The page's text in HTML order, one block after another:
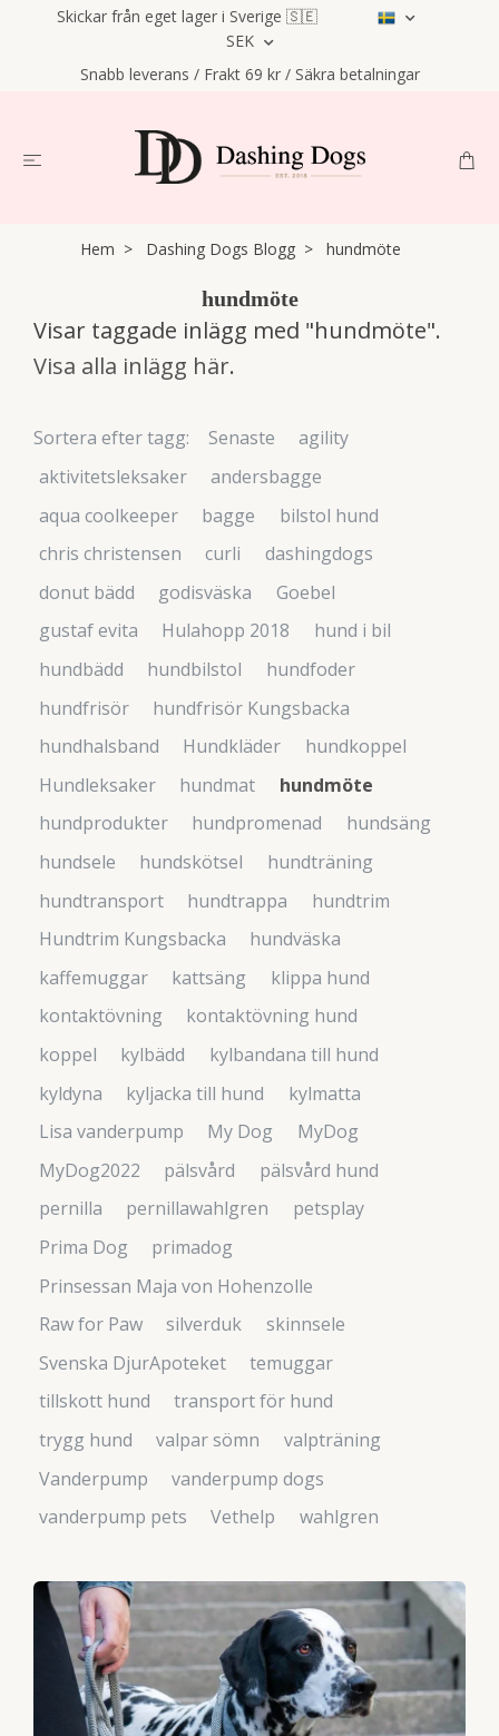
Skickar från eget lager i Sverige 🇸🇪
SEK
Snabb leverans / Frakt 69 kr / Säkra betalningar
Hem Dashing Dogs Blogg hundmöte
hundmöte
Visar taggade inlägg med "hundmöte".
Visa alla inlägg här.
Sortera efter tagg: Senaste
agility
aktivitetsleksaker
andersbagge
aqua coolkeeper
bagge
bilstol hund
chris christensen
curli
dashingdogs
donut bädd
godisväska
Goebel
gustaf evita
Hulahopp 2018
hund i bil
hundbädd
hundbilstol
hundfoder
hundfrisör
hundfrisör Kungsbacka
hundhalsband
Hundkläder
hundkoppel
Hundleksaker
hundmat
hundmöte
hundprodukter
hundpromenad
hundsäng
hundsele
hundskötsel
hundträning
hundtransport
hundtrappa
hundtrim
Hundtrim Kungsbacka
hundväska
kaffemuggar
kattsäng
klippa hund
kontaktövning
kontaktövning hund
koppel
kylbädd
kylbandana till hund
kyldyna
kyljacka till hund
kylmatta
Lisa vanderpump
My Dog
MyDog
MyDog2022
pälsvård
pälsvård hund
pernilla
pernillawahlgren
petsplay
Prima Dog
primadog
Prinsessan Maja von Hohenzolle
Raw for Paw
silverduk
skinnsele
Svenska DjurApoteket
temuggar
tillskott hund
transport för hund
trygg hund
valpar sömn
valpträning
Vanderpump
vanderpump dogs
vanderpump pets
Vethelp wahlgren